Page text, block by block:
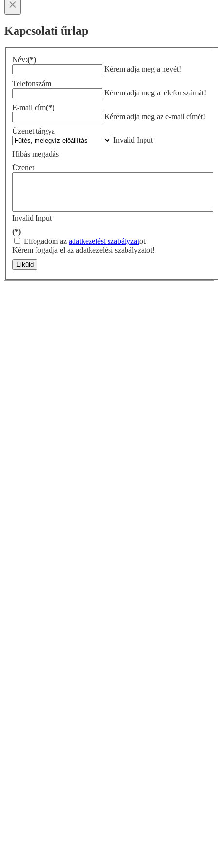
×
Kapcsolati űrlap
Név:(*)
Kérem adja meg a nevét!
Telefonszám
Kérem adja meg a telefonszámát!
E-mail cím(*)
Kérem adja meg az e-mail címét!
Üzenet tárgya
Invalid Input
Hibás megadás
Üzenet
Invalid Input
(*)
Elfogadom az adatkezelési szabályzatot.
Kérem fogadja el az adatkezelési szabályzatot!
Elküld